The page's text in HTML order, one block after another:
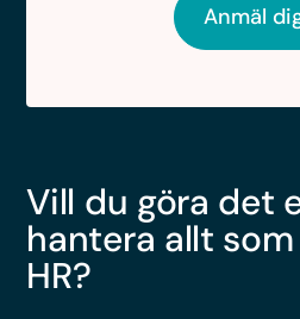
Anmäl
Vill du göra det
hantera allt
HR?